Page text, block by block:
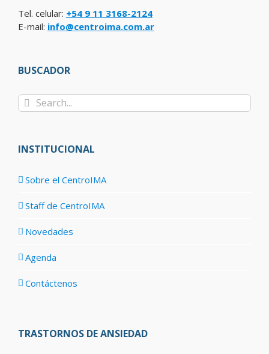
Tel. celular: +54 9 11 3168-2124
E-mail: info@centroima.com.ar
BUSCADOR
Search
for:
INSTITUCIONAL
Sobre el CentroIMA
Staff de CentroIMA
Novedades
Agenda
Contáctenos
TRASTORNOS DE ANSIEDAD